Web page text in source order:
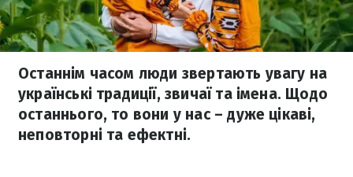
Останнім часом люди звертають увагу на
українські традиції, звичаї та імена. Щодо
останнього, то вони у нас – дуже цікаві,
неповторні та ефектні.